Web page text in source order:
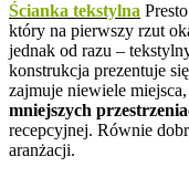
Ścianka tekstylna
który na pierwszy rzut
jednak od razu –
konstrukcja prezentuje
zajmuje niewiele
mniejszych
recepcyjnej. Równie
aranżacji.